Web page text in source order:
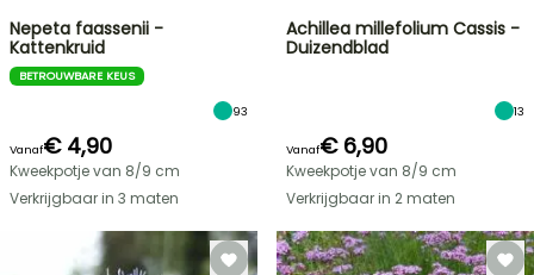
Nepeta faassenii -
Kattenkruid
BETROUWBARE KEUS
93
Vanaf€ 4,90
Kweekpotje van 8/9 cm
Verkrijgbaar in 3 maten
Achillea millefolium Cassis -
Duizendblad
13
Vanaf€ 6,90
Kweekpotje van 8/9 cm
Verkrijgbaar in 2 maten